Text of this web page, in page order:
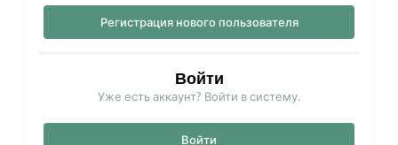
Регистрация нового пользователя
Войти
Уже есть аккаунт? Войти в систему.
Войти